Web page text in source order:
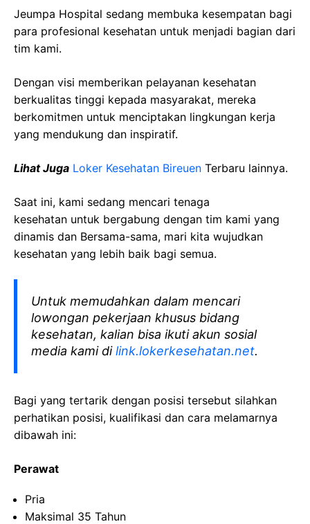
Jeumpa Hospital sedang membuka kesempatan bagi
para profesional kesehatan untuk menjadi bagian dari
tim kami.
Dengan visi memberikan pelayanan kesehatan
berkualitas tinggi kepada masyarakat, mereka
berkomitmen untuk menciptakan lingkungan kerja
yang mendukung dan inspiratif.
Lihat Juga Loker Kesehatan Bireuen Terbaru lainnya.
Saat ini, kami sedang mencari tenaga
kesehatan untuk bergabung dengan tim kami yang
dinamis dan Bersama-sama, mari kita wujudkan
kesehatan yang lebih baik bagi semua.
Untuk memudahkan dalam mencari
lowongan pekerjaan khusus bidang
kesehatan, kalian bisa ikuti akun sosial
media kami dilink.lokerkesehatan.net.
Bagi yang tertarik dengan posisi tersebut silahkan
perhatikan posisi, kualifikasi dan cara melamarnya
dibawah ini:
Perawat
Pria
Maksimal 35 Tahun